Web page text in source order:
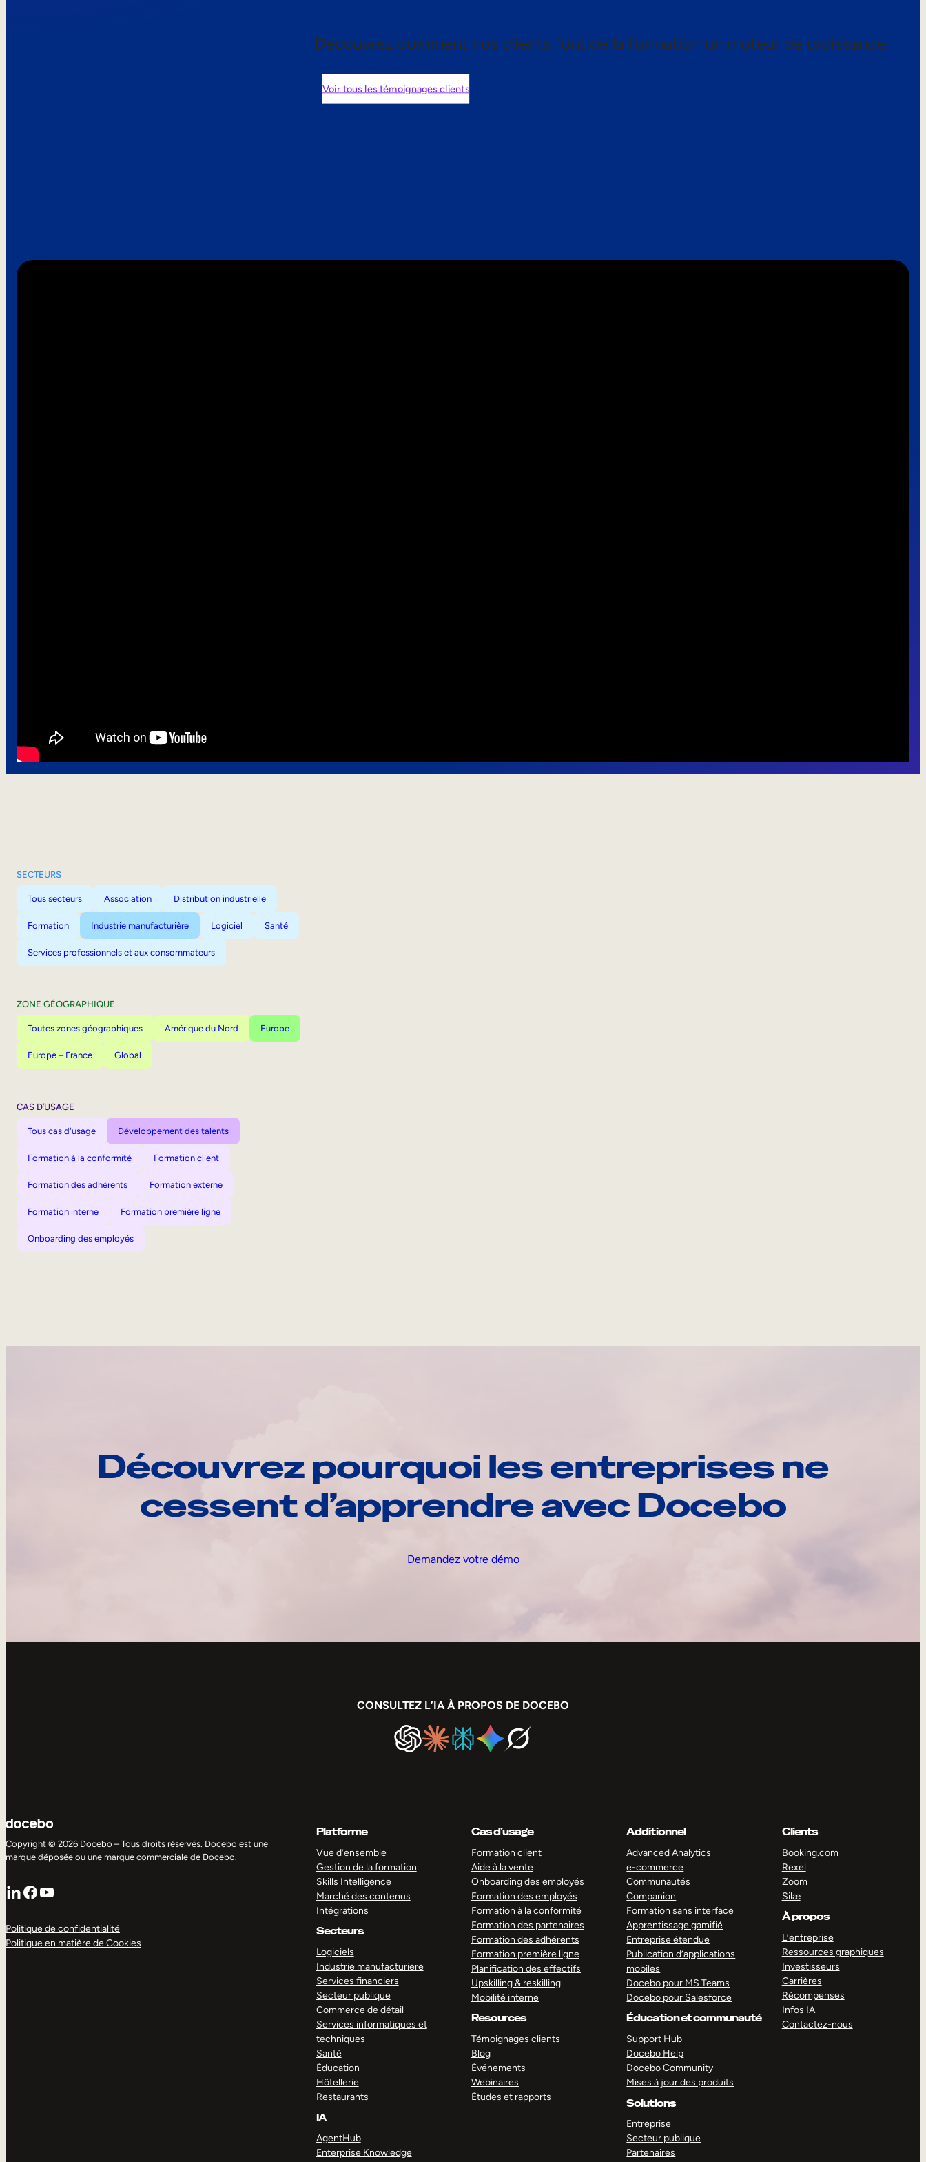
Découvrez comment nos clients font de la formation un moteur de croissance.
Voir tous les témoignages clients
SECTEURS
Tous secteurs Association Distribution industrielle
Formation Industrie manufacturière Logiciel Santé
Services professionnels et aux consommateurs
ZONE GÉOGRAPHIQUE
Toutes zones géographiques Amérique du Nord Europe
Europe – France Global
CAS D’USAGE
Tous cas d'usage Développement des talents
Formation à la conformité Formation client
Formation des adhérents Formation externe
Formation interne Formation première ligne
Onboarding des employés
Découvrez pourquoi les entreprises ne
cessent d’apprendre avec Docebo
Demandez votre démo
CONSULTEZ L’IA À PROPOS DE DOCEBO
Copyright © 2026 Docebo – Tous droits réservés. Docebo est une
marque déposée ou une marque commerciale de Docebo.
LinkedIn
Facebook
YouTube
Politique de confidentialité
Politique en matière de Cookies
Platforme
Vue d’ensemble
Gestion de la formation
Skills Intelligence
Marché des contenus
Intégrations
Secteurs
Logiciels
Industrie manufacturiere
Services financiers
Secteur publique
Commerce de détail
Services informatiques et
techniques
Santé
Éducation
Hôtellerie
Restaurants
IA
AgentHub
Enterprise Knowledge
Cas d’usage
Formation client
Aide à la vente
Onboarding des employés
Formation des employés
Formation à la conformité
Formation des partenaires
Formation des adhérents
Formation première ligne
Planification des effectifs
Upskilling & reskilling
Mobilité interne
Resources
Témoignages clients
Blog
Événements
Webinaires
Études et rapports
Additionnel
Advanced Analytics
e-commerce
Communautés
Companion
Formation sans interface
Apprentissage gamifié
Entreprise étendue
Publication d’applications
mobiles
Docebo pour MS Teams
Docebo pour Salesforce
Éducation et communauté
Support Hub
Docebo Help
Docebo Community
Mises à jour des produits
Solutions
Entreprise
Secteur publique
Partenaires
Clients
Booking.com
Rexel
Zoom
Silæ
À propos
L’entreprise
Ressources graphiques
Investisseurs
Carrières
Récompenses
Infos IA
Contactez-nous